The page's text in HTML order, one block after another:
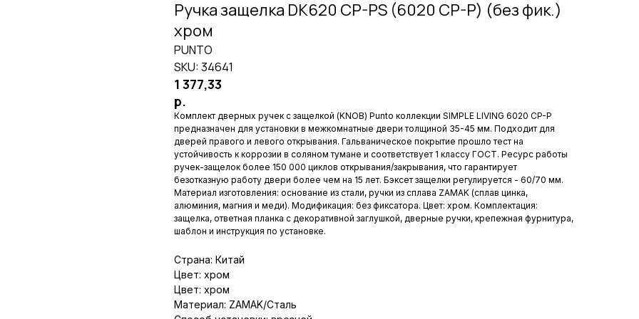
Ручка защелка DK620 CP-PS (6020 CP-P) (без фик.)
хром
PUNTO
SKU:34641
1 377,33
р.
Комплект дверных ручек с защелкой (KNOB) Punto коллекции SIMPLE LIVING 6020 CP-P
предназначен для установки в межкомнатные двери толщиной 35-45 мм. Подходит для
дверей правого и левого открывания. Гальваническое покрытие прошло тест на
устойчивость к коррозии в соляном тумане и соответствует 1 классу ГОСТ. Ресурс работы
ручек-защелок более 150 000 циклов открывания/закрывания, что гарантирует
безотказную работу двери более чем на 15 лет. Бэксет защелки регулируется - 60/70 мм.
Материал изготовления: основание из стали, ручки из сплава ZAMAK (сплав цинка,
алюминия, магния и меди). Модификация: без фиксатора. Цвет: хром. Комплектация:
защелка, ответная планка с декоративной заглушкой, дверные ручки, крепежная фурнитура,
шаблон и инструкция по установке.
Страна: Китай
Цвет: хром
Цвет: хром
Материал: ZAMAK/Сталь